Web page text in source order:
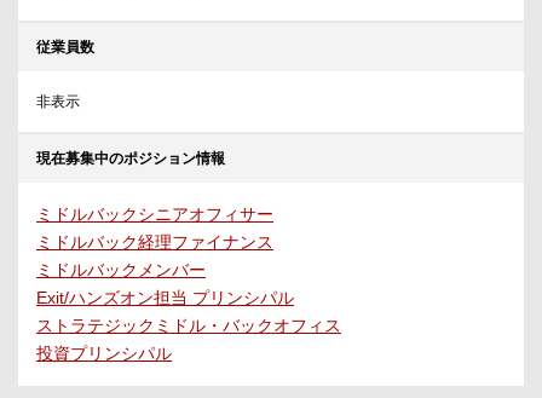
従業員数
非表示
現在募集中のポジション情報
ミドルバックシニアオフィサー
ミドルバック経理ファイナンス
ミドルバックメンバー
Exit/ハンズオン担当 プリンシパル
ストラテジックミドル・バックオフィス
投資プリンシパル